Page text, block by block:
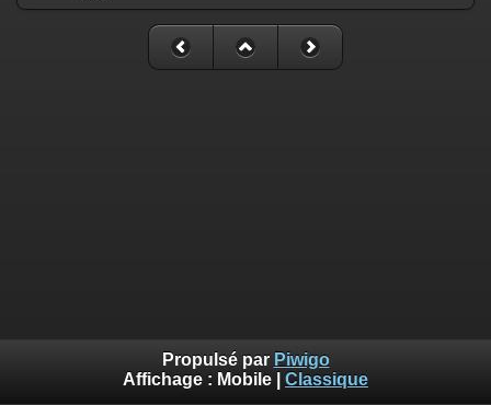
Propulsé par Piwigo
Affichage : Mobile Classique